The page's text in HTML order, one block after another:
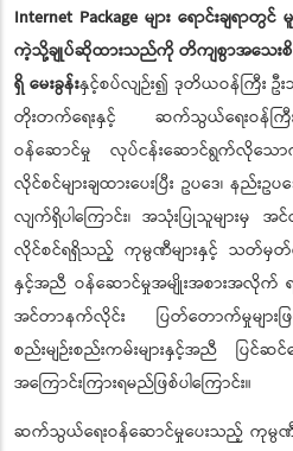
Internet Package များ ရောင်းချရာတွ
ကဲ့သို့ချုပ်ဆိုထားသည်ကို တိကျစွာအသေးစိတ်
ရှိ မေးခွန်းနှင့်စပ်လျဉ်း၍ ဒုတိယဝန်ကြီး
တိုးတက်ရေးနှင့် ဆက်သွယ်ရေးဝန်က
ဝန်ဆောင်မှု လုပ်ငန်းဆောင်ရွက်လိုသေ
လိုင်စင်များချထားပေးပြီး ဥပဒေ၊ နည်း
လျက်ရှိပါကြောင်း၊ အသုံးပြုသူများမှ
လိုင်စင်ရရှိသည့် ကုမ္ပဏီများနှင့် သတ်မှတ်ထ
နှင့်အညီ ဝန်ဆောင်မှုအမျိုးအစားအလိုက် ရ
အင်တာနက်လိုင်း ပြတ်တောက်မှုမျာ
စည်းမျဉ်းစည်းကမ်းများနှင့်အညီ ပြင်
အကြောင်းကြားရမည်ဖြစ်ပါကြောင်း။
ဆက်သွယ်ရေးဝန်ဆောင်မှုပေးသည့် ကုမ္ပဏီမ